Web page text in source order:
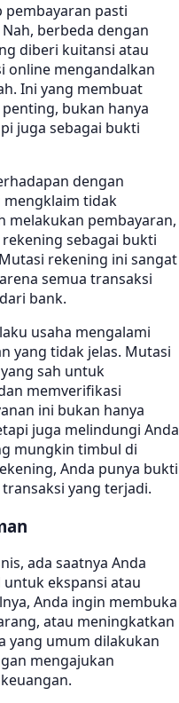
pembayaran pasti
berbeda dengan
diberi kuitansi atau
online mengandalkan
Ini yang membuat
bukan hanya
juga sebagai bukti
dengan
mengklaim tidak
melakukan pembayaran,
sebagai bukti
rekening ini sangat
semua transaksi
bank.
usaha mengalami
yang tidak jelas. Mutasi
sah untuk
memverifikasi
ini bukan hanya
juga melindungi Anda
mungkin timbul di
Anda punya bukti
yang terjadi.
ada saatnya Anda
ekspansi atau
Anda ingin membuka
atau meningkatkan
yang umum dilakukan
mengajukan